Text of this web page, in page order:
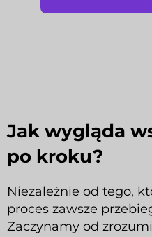
Jak wygląda
po kroku?
Niezależnie od tego,
proces zawsze
Zaczynamy od